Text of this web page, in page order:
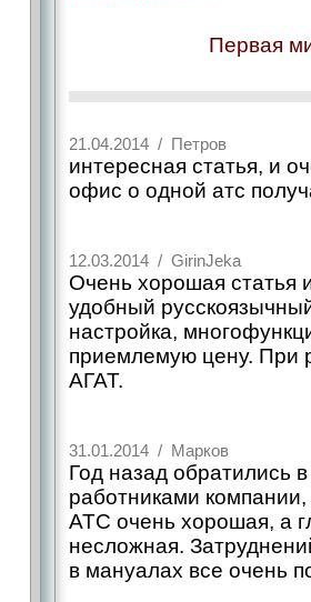
Первая
21.04.2014 / Петров
интересная статья, и
офис о одной атс
12.03.2014 / GirinJeka
Очень хорошая статья
удобный
настройка,
приемлемую цену. При
АГАТ.
31.01.2014 / Марков
Год назад обратились
работниками
АТС очень хорошая, а
несложная.
в мануалах все очень